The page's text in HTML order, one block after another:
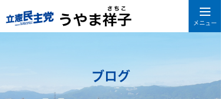
ブログ